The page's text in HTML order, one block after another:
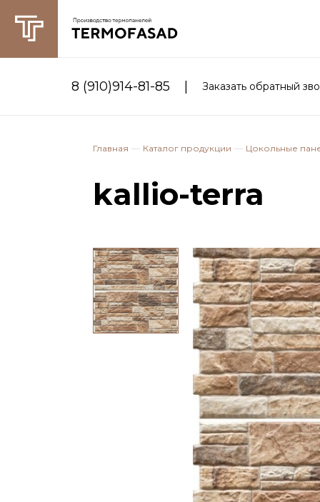
8 (910)914-81-85 | Заказать обратный
Главная Каталог продукции Цокольные
kallio-terra